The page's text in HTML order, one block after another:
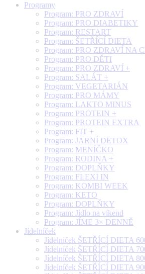
Programy
Program: PRO ZDRAVÍ
Program: PRO DIABETIKY
Program: RESTART
Program: ŠETŘÍCÍ DIETA
Program: PRO ZDRAVÍ NA
Program: PRO DĚTI
Program: PRO ZDRAVÍ +
Program: SALÁT +
Program: VEGETARIÁN
Program: PRO MÁMY
Program: LAKTO MINUS
Program: PROTEIN +
Program: PROTEIN EXTRA
Program: FIT +
Program: JARNÍ DETOX
Program: MENÍČKO
Program: RODINA +
Program: DOPLŇKY
Program: FLEXI IN
Program: KOMBI WEEK
Program: KETO
Program: DOPLŇKY
Program: Jídlo na víkend
Program: JÍME 3× DENNĚ
Jídelníček
Jídelníček ŠETŘÍCÍ DIETA
Jídelníček ŠETŘÍCÍ DIETA
Jídelníček ŠETŘÍCÍ DIETA
Jídelníček ŠETŘÍCÍ DIETA